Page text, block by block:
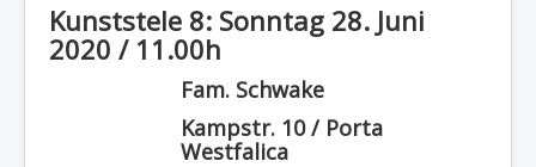
Kunststele 8: Sonntag 28. Juni
2020 / 11.00h
Fam. Schwake
Kampstr. 10 / Porta
Westfalica